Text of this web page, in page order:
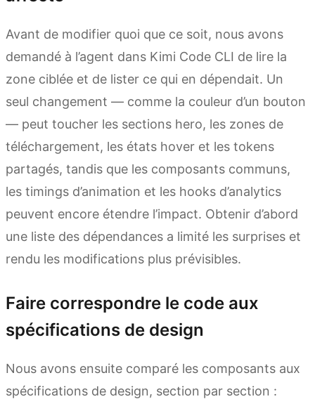
Avant de modifier quoi que ce soit, nous avons
demandé à l’agent dans Kimi Code CLI de lire la
zone ciblée et de lister ce qui en dépendait. Un
seul changement — comme la couleur d’un bouton
— peut toucher les sections hero, les zones de
téléchargement, les états hover et les tokens
partagés, tandis que les composants communs,
les timings d’animation et les hooks d’analytics
peuvent encore étendre l’impact. Obtenir d’abord
une liste des dépendances a limité les surprises et
rendu les modifications plus prévisibles.
Faire correspondre le code aux
spécifications de design
Nous avons ensuite comparé les composants aux
spécifications de design, section par section :